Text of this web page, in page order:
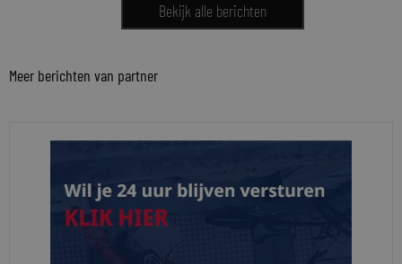
Bekijk alle berichten
Meer berichten van partner